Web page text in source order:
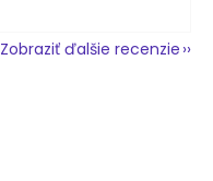
Zobraziť ďalšie recenzie